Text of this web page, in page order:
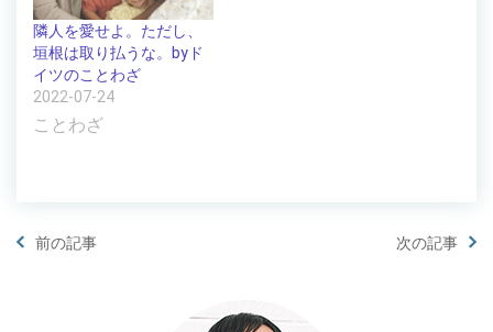
隣人を愛せよ。ただし、
垣根は取り払うな。byド
イツのことわざ
2022-07-24
ことわざ
前の記事 次の記事